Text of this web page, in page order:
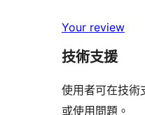
Your review
技術支援
使用者可在技術
或使用問題。